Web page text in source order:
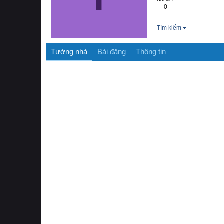
0
Tìm kiếm
Tường nhà Bài đăng Thông tin